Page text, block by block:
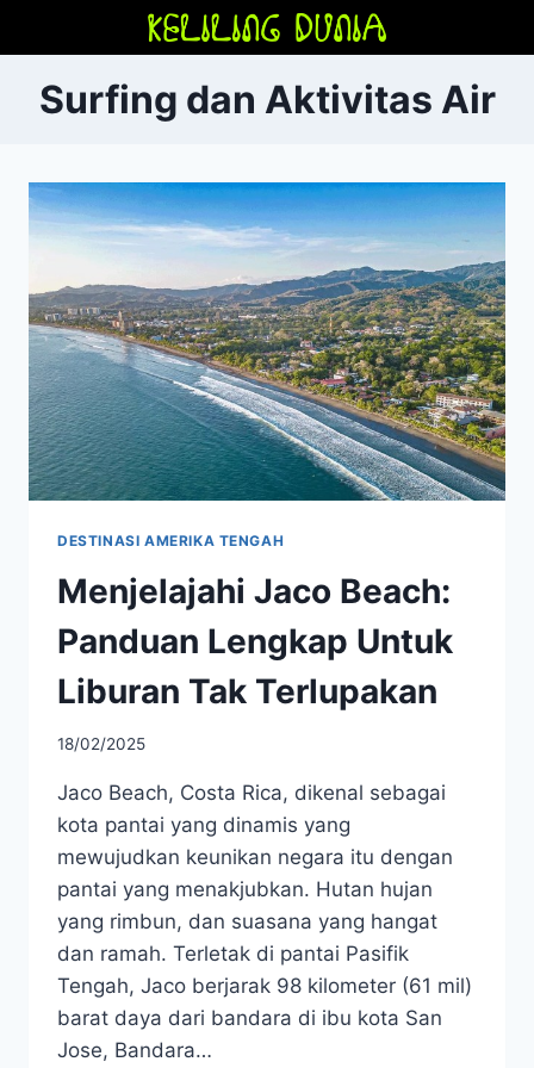
contentSurfing dan Aktivitas Air
DESTINASI AMERIKA TENGAH
Menjelajahi Jaco Beach:
Panduan Lengkap Untuk
Liburan Tak Terlupakan
18/02/2025
Jaco Beach, Costa Rica, dikenal sebagai
kota pantai yang dinamis yang
mewujudkan keunikan negara itu dengan
pantai yang menakjubkan. Hutan hujan
yang rimbun, dan suasana yang hangat
dan ramah. Terletak di pantai Pasifik
Tengah, Jaco berjarak 98 kilometer (61 mil)
barat daya dari bandara di ibu kota San
Jose, Bandara…